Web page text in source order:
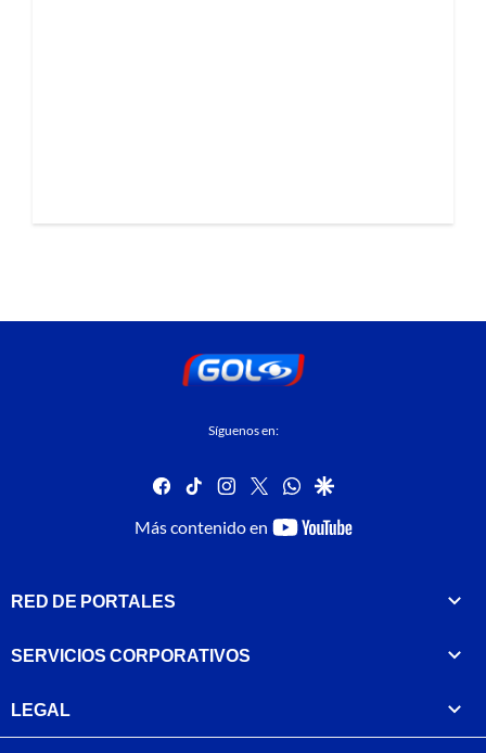
Síguenos en:
facebook
tiktok instagram
twitterwhatsapp
google
Más contenido en
youtube-
RED DE PORTALES
SERVICIOS CORPORATIVOS
LEGAL